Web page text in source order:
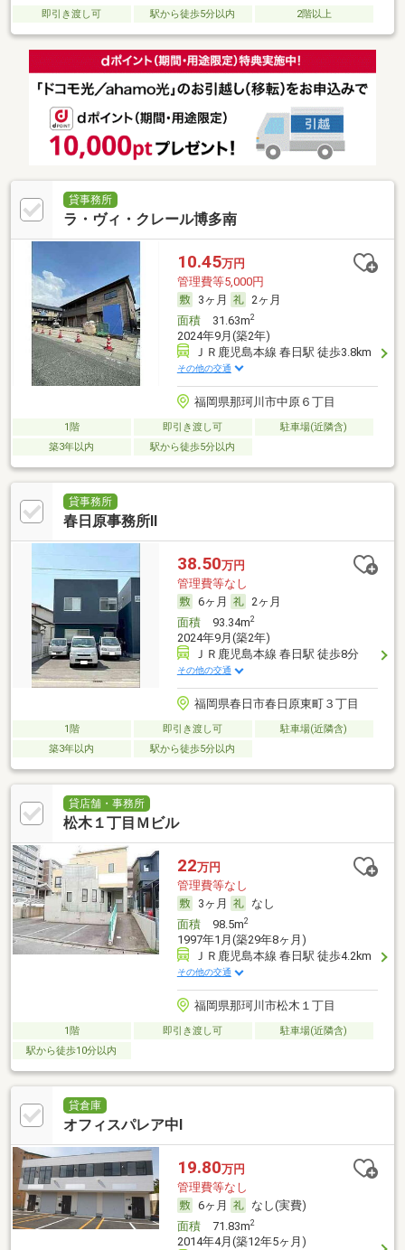
即引き渡し可 駅から徒歩5分以内 2階以上
貸事務所
ラ・ヴィ・クレール博多南
10.45万円
管理費等5,000円
3ヶ月
2ヶ月
面積31.63m2
2024年9月(築2年)
ＪＲ鹿児島本線 春日駅 徒歩3.8km
その他の交通
福岡県那珂川市中原６丁目
1階 即引き渡し可
駐車場(近隣含)
築3年以内
駅から徒歩5分以内
貸事務所
春日原事務所Ⅱ
38.50万円
管理費等なし
6ヶ月
2ヶ月
面積93.34m2
2024年9月(築2年)
ＪＲ鹿児島本線 春日駅 徒歩8分
その他の交通
福岡県春日市春日原東町３丁目
1階 即引き渡し可
駐車場(近隣含)
築3年以内
駅から徒歩5分以内
貸店舗・事務所
松木１丁目Ｍビル
22万円
管理費等なし
3ヶ月
なし
面積98.5m2
1997年1月(築29年8ヶ月)
ＪＲ鹿児島本線 春日駅 徒歩4.2km
その他の交通
福岡県那珂川市松木１丁目
1階 即引き渡し可
駐車場(近隣含)
駅から徒歩10分以内
貸倉庫
オフィスパレア中Ⅰ
19.80万円
管理費等なし
6ヶ月
なし(実費)
面積71.83m2
2014年4月(築12年5ヶ月)